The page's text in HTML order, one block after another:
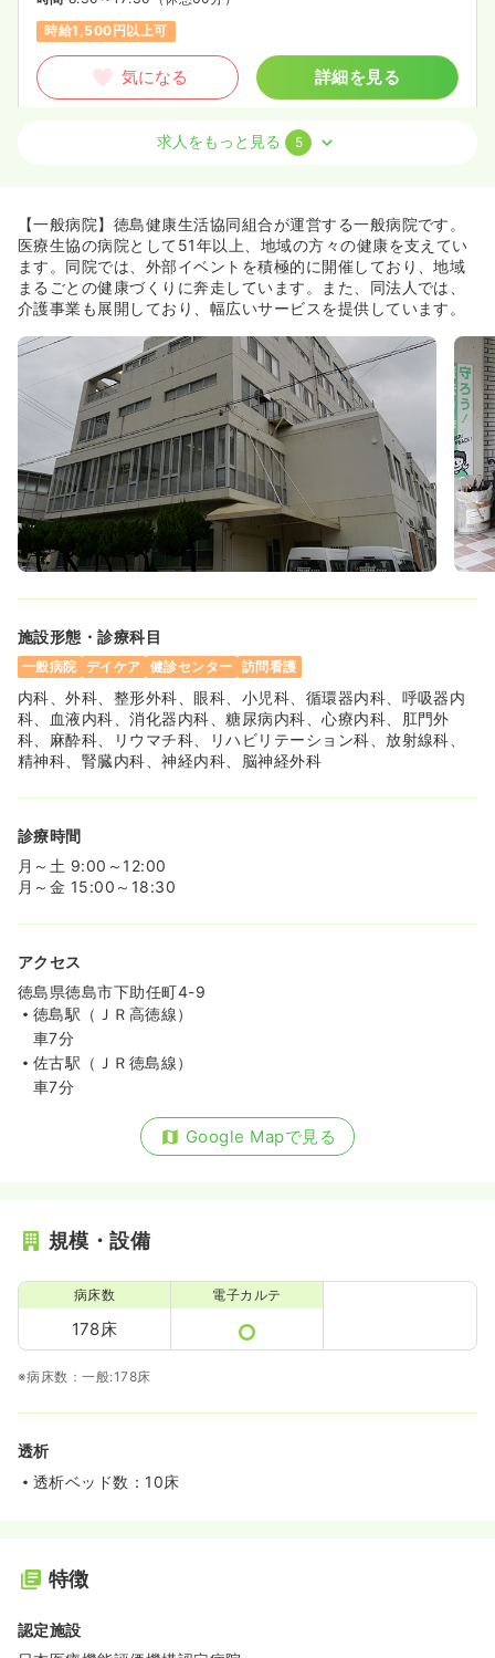
時給1,500円以上可
気になる 詳細を見る
給与 20.9〜26.5万円/月 賞与2ヶ月
※一例
時間 7:30～16:30
日祝休み
年間休日128日 4週8休以上 月給26万円以上可
気になる 詳細を見る
内視鏡正看護師 一般病院
日勤のみ（常勤）
給与 20.9〜26.5 万円 /月 賞与2ヶ月
時間 8:30～17:30（休憩60分）
年間休日128日
4週8休以上 月給26万円以上可
気になる
日勤のみ（パート） 一時募集休止
給与 時給 1,400〜1,600 円
時間 8:30～17:30（休憩60分）
時給1,600円以上可
気になる
夜勤のみ（常勤）
給与 20.9〜26.5
※一例
時間 16:30～9:00
気になる 詳細を見る
夜勤のみ（パート）
給与 日給2.5万円
時間 16:30～9:00（休憩120分）
気になる 詳細を見る
求人をもっと見る 5
【一般病院】徳島健康生活協同組合が運営する一般病院です。
医療生協の病院として51年以上、地域の方々の健康を支えてい
ます。同院では、外部イベントを積極的に開催しており、地域
まるごとの健康づくりに奔走しています。また、同法人では、
介護事業も展開しており、幅広いサービスを提供しています。
施設形態・診療科目
一般病院 デイケア 健診センター 訪問看護
内科、外科、整形外科、眼科、小児科、循環器内科、呼吸器内
科、血液内科、消化器内科、糖尿病内科、心療内科、肛門外
科、麻酔科、リウマチ科、リハビリテーション科、放射線科、
精神科、腎臓内科、神経内科、脳神経外科
診療時間
月～土 9:00～12:00
月～金 15:00～18:30
アクセス
徳島県徳島市下助任町4-9
徳島駅（ＪＲ高徳線）
車7分
佐古駅（ＪＲ徳島線）
車7分
Google Mapで見る
規模・設備
病床数
178床
電子カルテ
※病床数：一般:178床
透析
透析ベッド数：10床
特徴
認定施設